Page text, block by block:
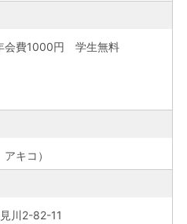
費1000円 学生無料
キコ）
川2-82-11